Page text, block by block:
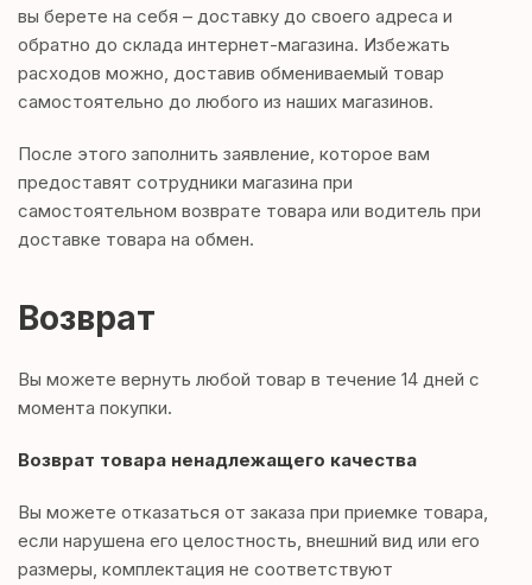
вы берете на себя – доставку до своего адреса и
обратно до склада интернет-магазина. Избежать
расходов можно, доставив обмениваемый товар
самостоятельно до любого из наших магазинов.
После этого заполнить заявление, которое вам
предоставят сотрудники магазина при
самостоятельном возврате товара или водитель при
доставке товара на обмен.
Возврат
Вы можете вернуть любой товар в течение 14 дней с
момента покупки.
Возврат товара ненадлежащего качества
Вы можете отказаться от заказа при приемке товара,
если нарушена его целостность, внешний вид или его
размеры, комплектация не соответствуют